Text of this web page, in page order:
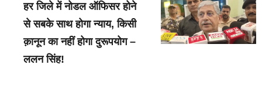
हर जिले में नोडल ऑफिसर होने
से सबके साथ होगा न्याय, किसी
क़ानून का नहीं होगा दुरूपयोग –
ललन सिंह!